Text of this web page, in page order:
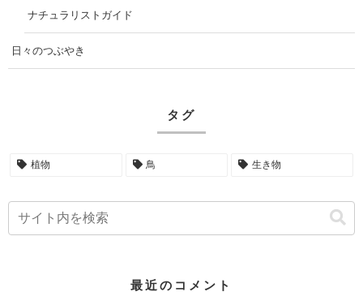
ナチュラリストガイド
日々のつぶやき
タグ
植物 鳥 生き物
最近のコメント